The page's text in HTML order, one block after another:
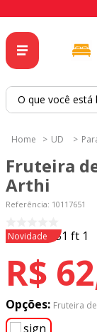
O que você está
UD
Fruteira
Arthi
Referência: 10117651
Novidade
R$ 62
Opções: Fruteira
2º
tapete
cortina
6º
tecido tricoline
7º
percal
8º
tricoline digital